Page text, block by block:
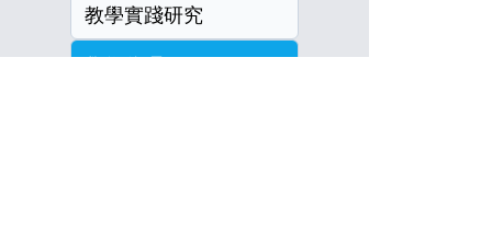
教學實踐研究
學術倫理